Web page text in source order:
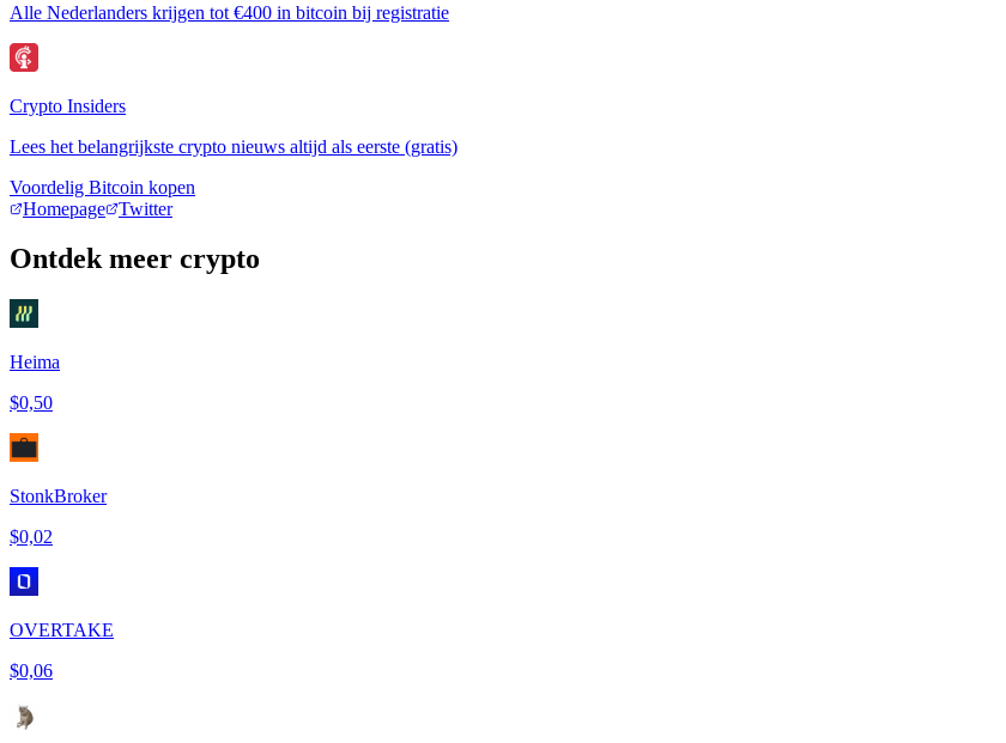
Alle Nederlanders krijgen tot €400 in bitcoin bij registratie
Crypto Insiders
Lees het belangrijkste crypto nieuws altijd als eerste (gratis)
Voordelig Bitcoin kopen
Homepage
Twitter
Ontdek meer crypto
Heima
$0,50
StonkBroker
$0,02
OVERTAKE
$0,06